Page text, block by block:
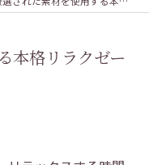
本格リラクゼー